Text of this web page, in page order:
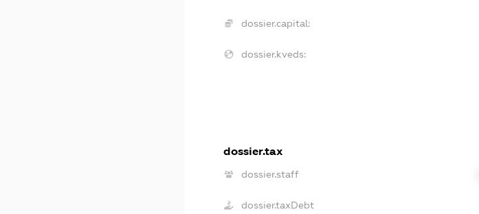
dossier.capital:
dossier.kveds:
dossier.tax
dossier.staff
dossier.taxDebt